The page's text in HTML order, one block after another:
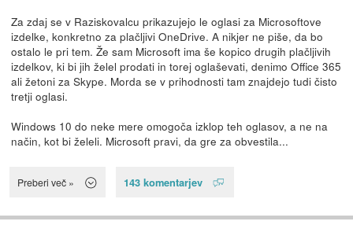
Za zdaj se v Raziskovalcu prikazujejo le oglasi za Microsoftove
izdelke, konkretno za plačljivi OneDrive. A nikjer ne piše, da bo
ostalo le pri tem. Že sam Microsoft ima še kopico drugih plačljivih
izdelkov, ki bi jih želel prodati in torej oglaševati, denimo Office 365
ali žetoni za Skype. Morda se v prihodnosti tam znajdejo tudi čisto
tretji oglasi.
Windows 10 do neke mere omogoča izklop teh oglasov, a ne na
način, kot bi želeli. Microsoft pravi, da gre za obvestila...
Preberi več » 143 komentarjev